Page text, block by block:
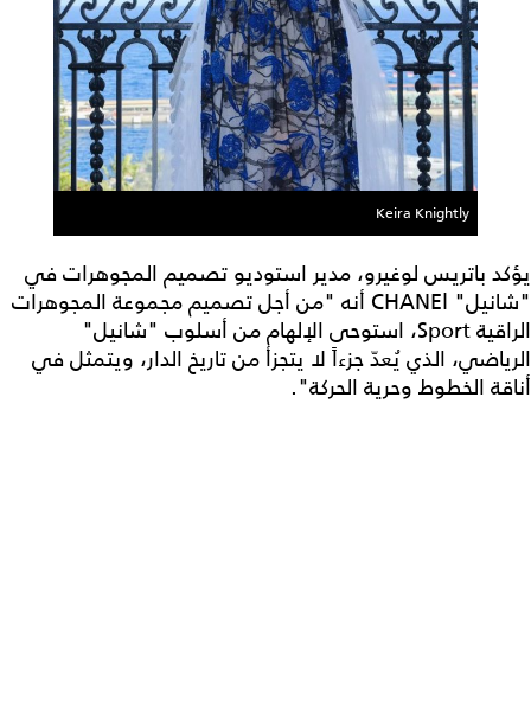
Keira Knightly
يؤكد باتريس لوغيرو، مدير استوديو تصميم المجوهرات في
"شانيل" CHANEl أنه "من أجل تصميم مجموعة المجوهرات
الراقية Sport، استوحى الإلهام من أسلوب "شانيل"
الرياضي، الذي يُعدّ جزءاً لا يتجزأ من تاريخ الدار، ويتمثل في
أناقة الخطوط وحرية الحركة".